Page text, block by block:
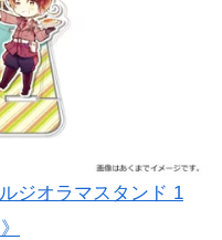
ジオラマスタンド 1